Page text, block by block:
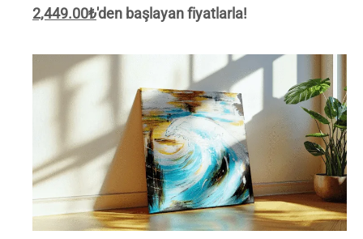
2,449.00₺'den başlayan fiyatlarla!